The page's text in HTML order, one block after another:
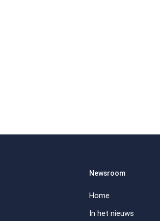
Newsroom
Home
In het nieuws